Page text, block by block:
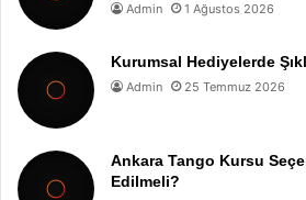
Admin 1 Ağustos 2026
Kurumsal Hediyelerde
Admin 25 Temmuz 2026
Ankara Tango Kursu
Edilmeli?